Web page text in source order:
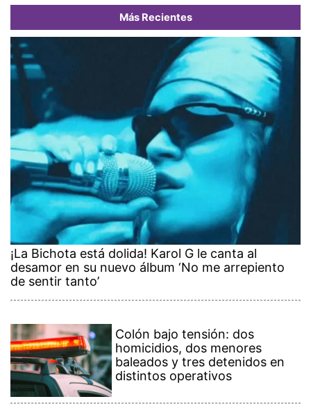
Más Recientes
¡La Bichota está dolida! Karol G le canta al
desamor en su nuevo álbum ‘No me arrepiento
de sentir tanto’
Colón bajo tensión: dos
homicidios, dos menores
baleados y tres detenidos en
distintos operativos